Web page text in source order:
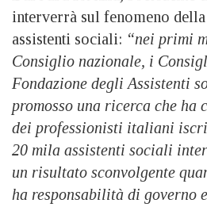
interverrà sul fenomeno
assistenti sociali: “nei primi
Consiglio nazionale, i
Fondazione degli Assistenti
promosso una ricerca che ha
dei professionisti italiani
20 mila assistenti sociali
un risultato sconvolgente
ha responsabilità di governo